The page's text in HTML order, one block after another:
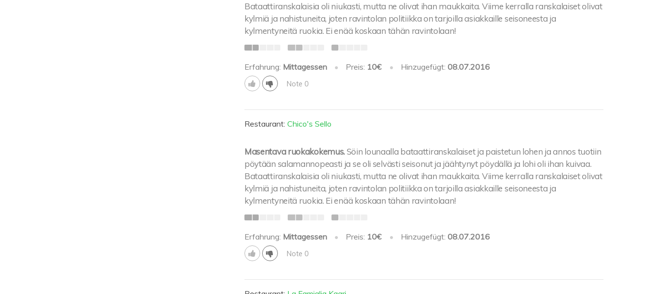
Bataattiranskalaisia oli niukasti, mutta ne olivat ihan maukkaita. Viime kerralla ranskalaiset olivat
kylmiä ja nahistuneita, joten ravintolan politiikka on tarjoilla asiakkaille seisoneesta ja
kylmentyneitä ruokia. Ei enää koskaan tähän ravintolaan!
Erfahrung: Mittagessen • Preis: 10€ • Hinzugefügt: 08.07.2016
Note 0
Restaurant: Chico's Sello
Masentava ruokakokemus.Söin lounaalla bataattiranskalaiset ja paistetun lohen ja annos tuotiin
pöytään salamannopeasti ja se oli selvästi seisonut ja jäähtynyt pöydällä ja lohi oli ihan kuivaa.
Bataattiranskalaisia oli niukasti, mutta ne olivat ihan maukkaita. Viime kerralla ranskalaiset olivat
kylmiä ja nahistuneita, joten ravintolan politiikka on tarjoilla asiakkaille seisoneesta ja
kylmentyneitä ruokia. Ei enää koskaan tähän ravintolaan!
Erfahrung: Mittagessen • Preis: 10€ • Hinzugefügt: 08.07.2016
Note 0